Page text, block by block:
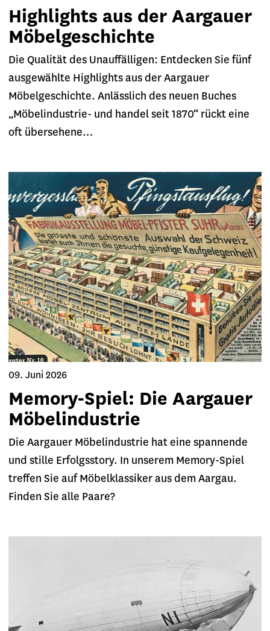
Highlights aus der Aargauer
Möbelgeschichte
Die Qualität des Unauffälligen: Entdecken Sie fünf
ausgewählte Highlights aus der Aargauer
Möbelgeschichte. Anlässlich des neuen Buches
„Möbelindustrie- und handel seit 1870“ rückt eine
oft übersehene…
09. Juni 2026
Memory-Spiel: Die Aargauer
Möbelindustrie
Die Aargauer Möbelindustrie hat eine spannende
und stille Erfolgsstory. In unserem Memory-Spiel
treffen Sie auf Möbelklassiker aus dem Aargau.
Finden Sie alle Paare?